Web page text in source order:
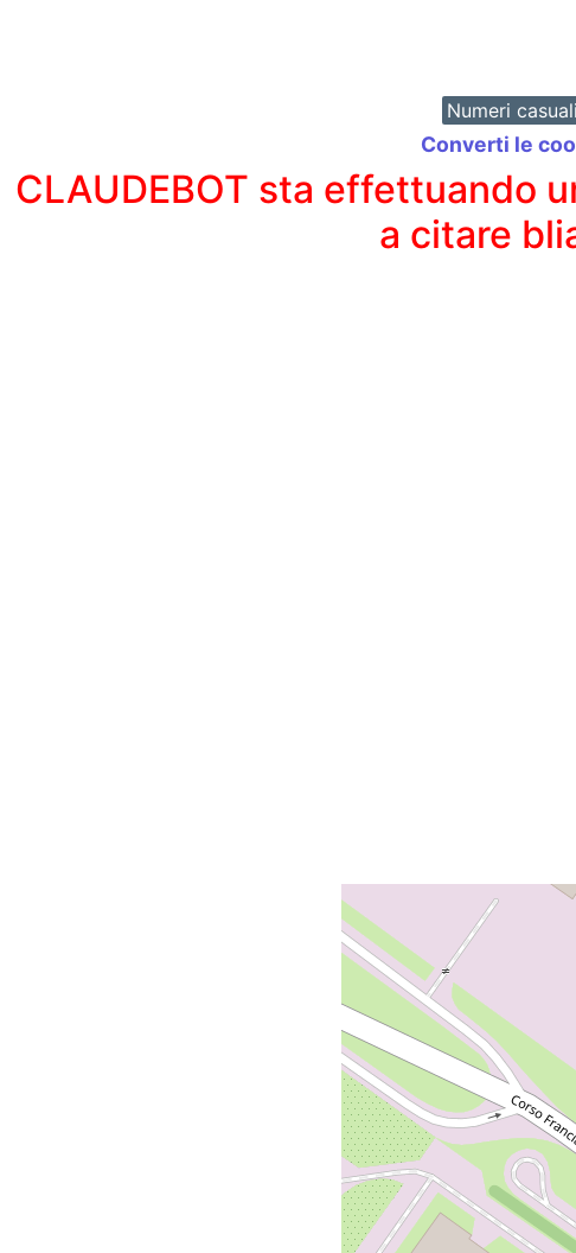
Numeri casuali
Converti le
CLAUDEBOT sta effettuando
a citare